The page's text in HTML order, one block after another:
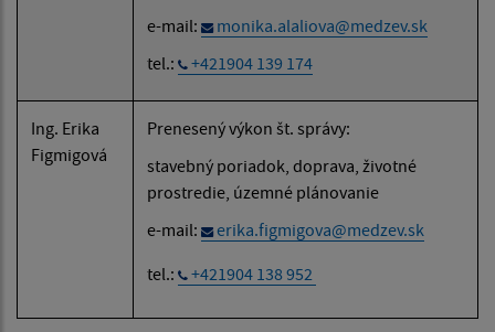
e-mail:
monika.alaliova@medzev.sk
tel.:
+421904 139 174
Ing. Erika
Figmigová
Prenesený výkon št. správy:
stavebný poriadok, doprava, životné
prostredie, územné plánovanie
e-mail:
erika.figmigova@medzev.sk
tel.:
+421904 138 952